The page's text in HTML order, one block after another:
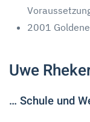
2001
Uwe
… Schule und